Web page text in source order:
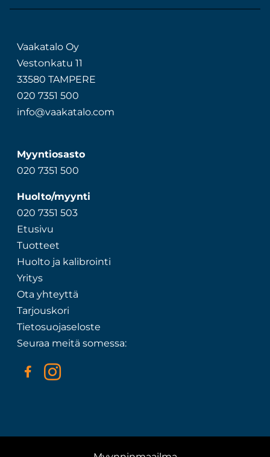
Vaakatalo Oy
Vestonkatu 11
33580 TAMPERE
020 7351 500
info@vaakatalo.com
Myyntiosasto
020 7351 500
Huolto/myynti
020 7351 503
Etusivu
Tuotteet
Huolto ja kalibrointi
Yritys
Ota yhteyttä
Tarjouskori
Tietosuojaseloste
Seuraa meitä somessa: